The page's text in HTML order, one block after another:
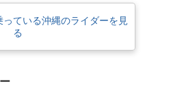
ている沖縄のライダーを見
る